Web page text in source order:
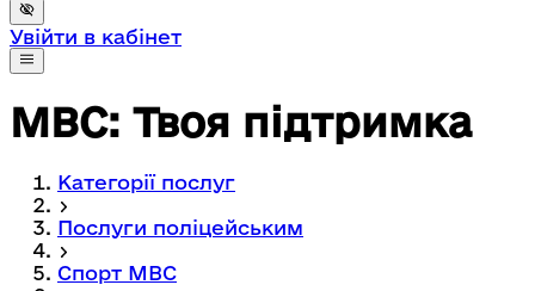
Увійти в кабінет
МВС: Твоя підтримка
Категорії послуг
Послуги поліцейським
Спорт МВС